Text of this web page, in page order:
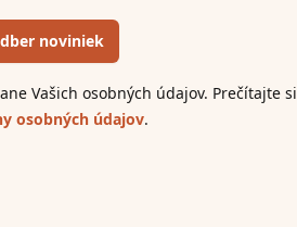
noviniek
Vašich osobných údajov. Prečítajte si
osobných údajov.